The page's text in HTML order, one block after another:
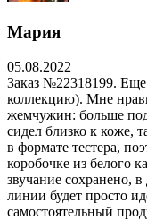
Мария
05.08.2022
Заказ №22318199.
коллекцию). Мне
жемчужин: больше
сидел близко к коже,
в формате тестера,
коробочке из белого
звучание сохранено,
линии будет просто
самостоятельный